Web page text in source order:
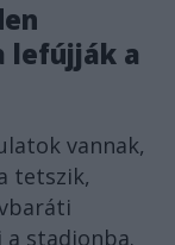
lefújják a
vannak,
tetszik,
stadionba.